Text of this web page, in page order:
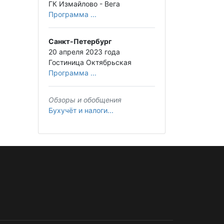
ГК Измайлово - Вега
Программа ...
Санкт-Петербург
20 апреля 2023 года
Гостиница Октябрьская
Программа ...
Обзоры и обобщения
Бухучёт и налоги...